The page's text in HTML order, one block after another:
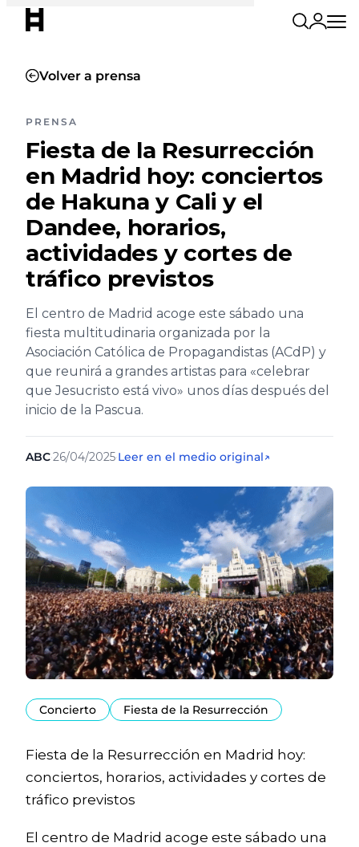
Volver a prensa
PRENSA
Fiesta de la Resurrección
en Madrid hoy: conciertos
de Hakuna y Cali y el
Dandee, horarios,
actividades y cortes de
tráfico previstos
El centro de Madrid acoge este sábado una
fiesta multitudinaria organizada por la
Asociación Católica de Propagandistas (ACdP) y
que reunirá a grandes artistas para «celebrar
que Jesucristo está vivo» unos días después del
inicio de la Pascua.
ABC·26/04/2025·Leer en el medio original↗
Concierto Fiesta de la Resurrección
Fiesta de la Resurrección en Madrid hoy:
conciertos, horarios, actividades y cortes de
tráfico previstos
El centro de Madrid acoge este sábado una